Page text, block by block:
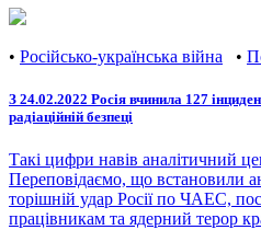
• Російсько-українська війна •
З 24.02.2022 Росія вчинила 127
радіаційній безпеці
Такі цифри навів аналітичний
Переповідаємо, що встановили
торішній удар Росії по ЧАЕС,
працівникам та ядерний терор